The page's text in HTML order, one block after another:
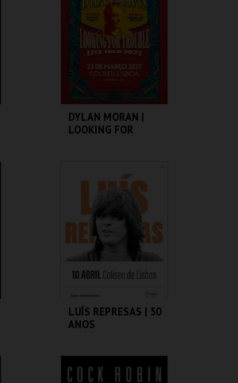
MAIS INFO
COMPRAR
DYLAN MORAN |
LOOKING FOR
MAIS INFO
COMPRAR
LUÍS REPRESAS | 50
ANOS
COLISEU DE LISBOA